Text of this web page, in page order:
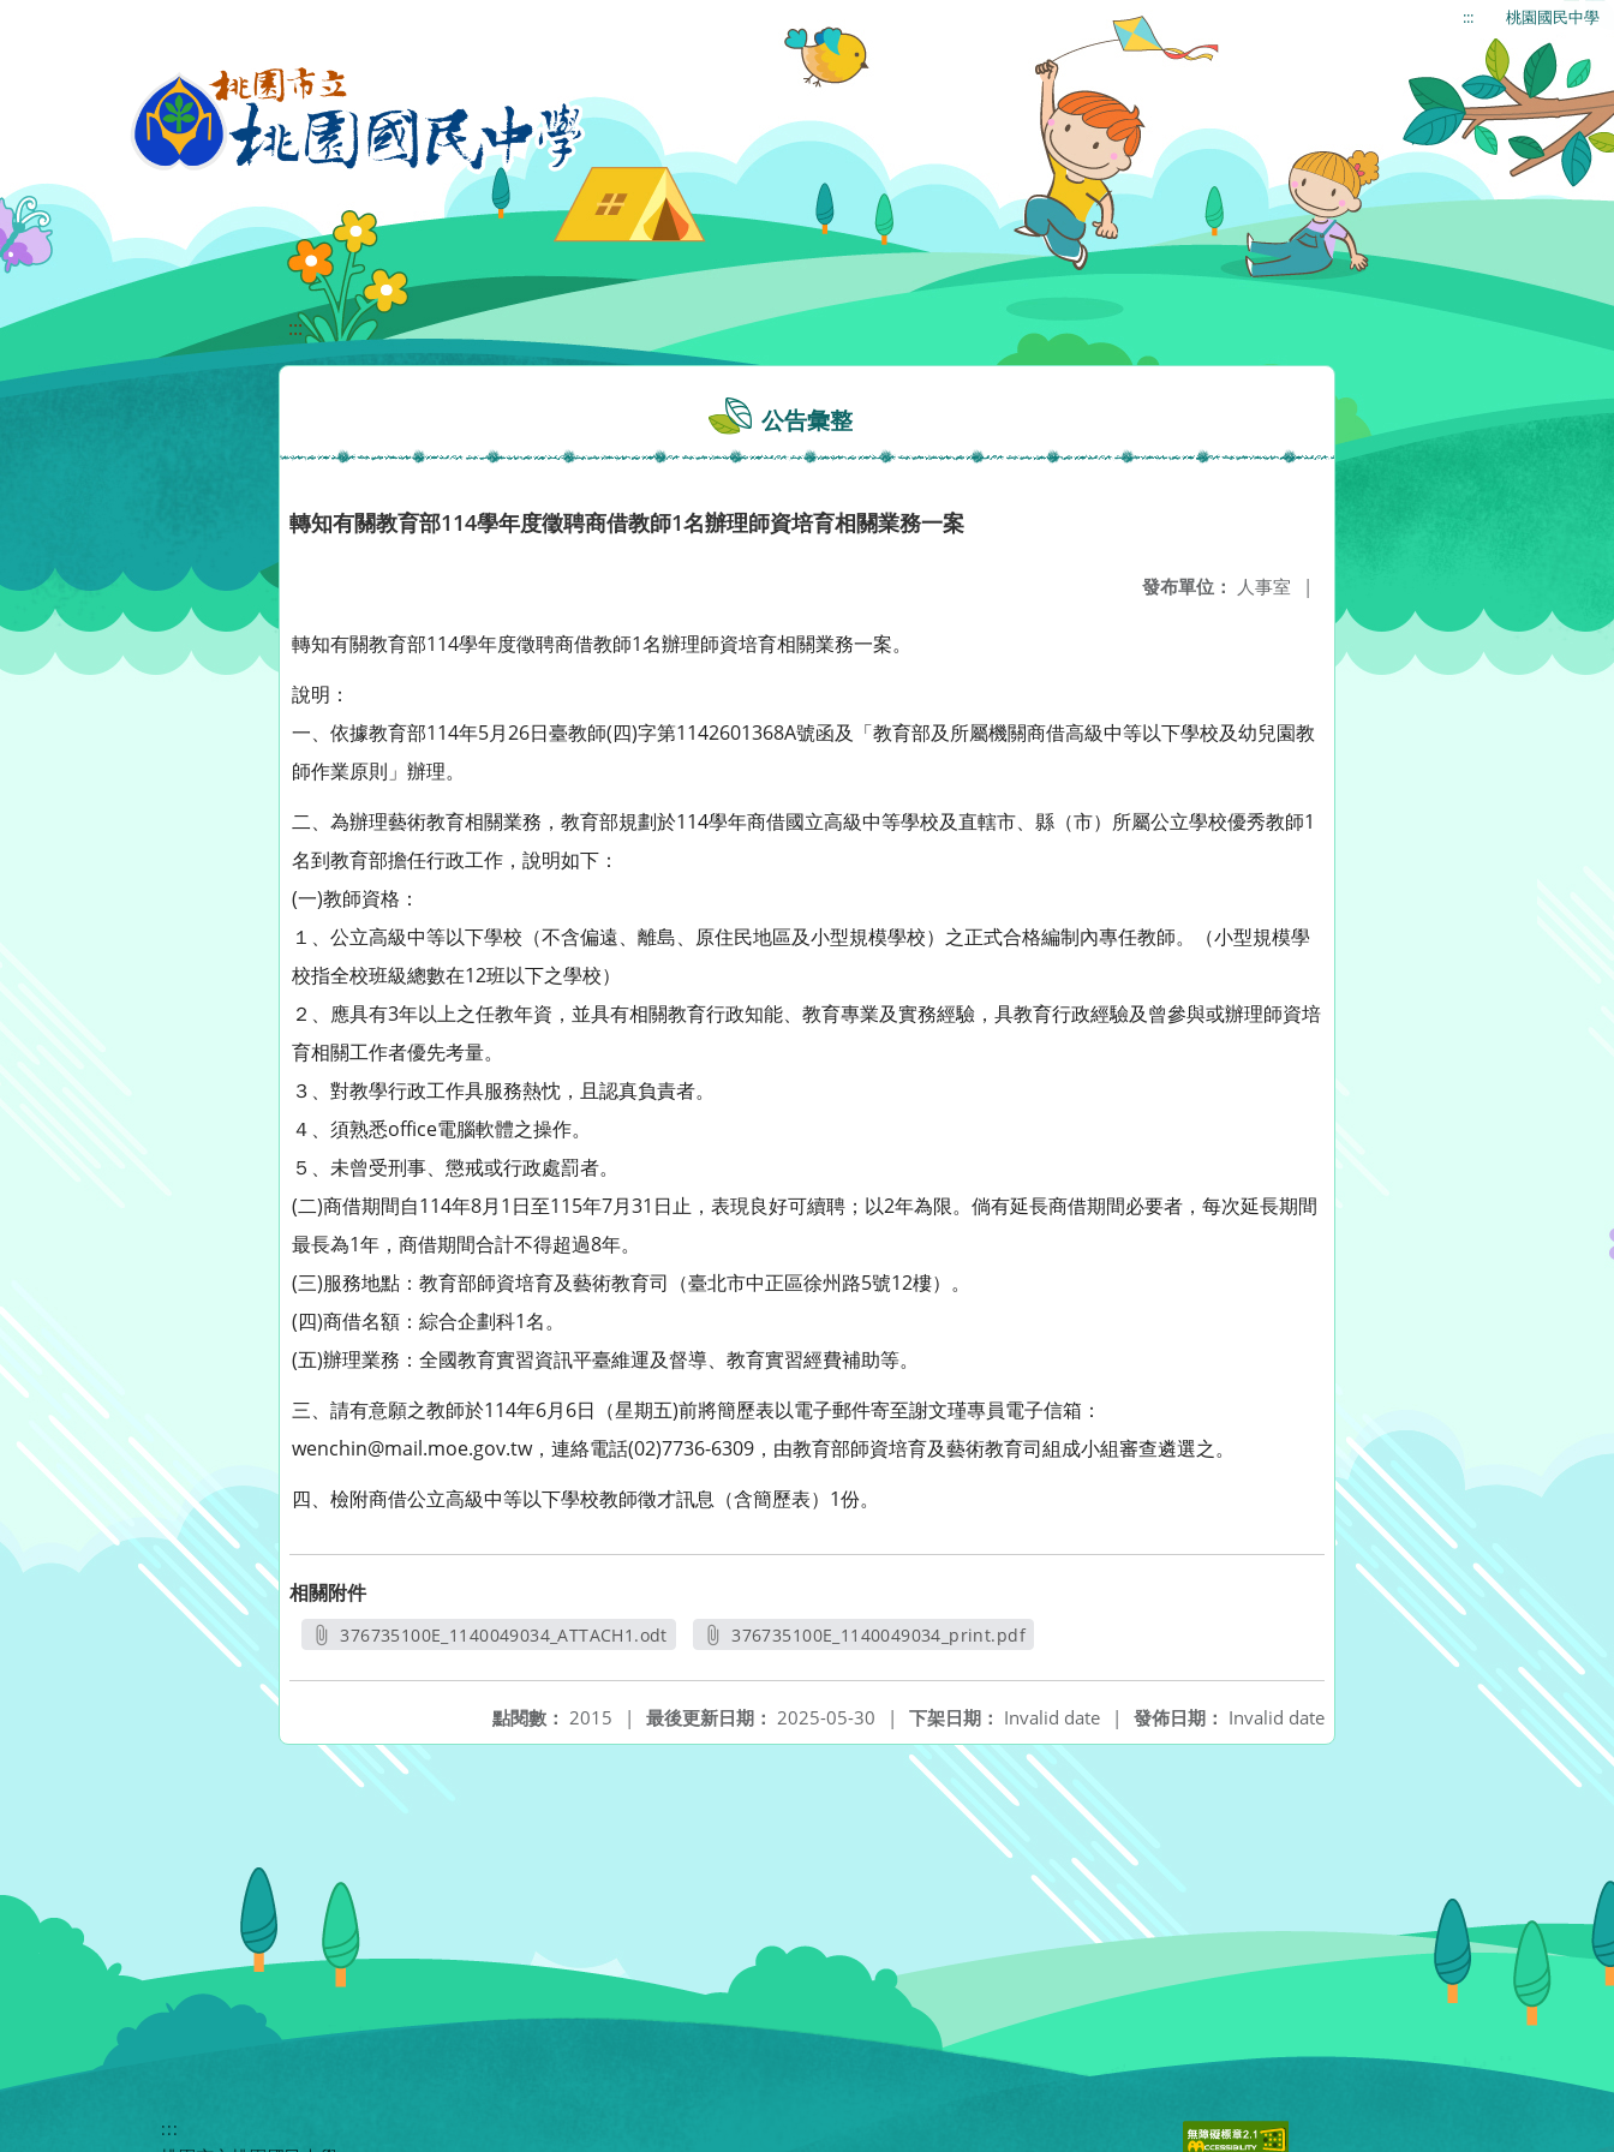
::: 桃園國民中學
:::
公告彙整
轉知有關教育部114學年度徵聘商借教師1名辦理師資培育相關業務一案
發布單位： 人事室 |
轉知有關教育部114學年度徵聘商借教師1名辦理師資培育相關業務一案。
說明：
一、依據教育部114年5月26日臺教師(四)字第1142601368A號函及「教育部及所屬機關商借高級中等以下學校及幼兒園教
師作業原則」辦理。
二、為辦理藝術教育相關業務，教育部規劃於114學年商借國立高級中等學校及直轄市、縣（市）所屬公立學校優秀教師1
名到教育部擔任行政工作，說明如下：
(一)教師資格：
１、公立高級中等以下學校（不含偏遠、離島、原住民地區及小型規模學校）之正式合格編制內專任教師。（小型規模學
校指全校班級總數在12班以下之學校）
２、應具有3年以上之任教年資，並具有相關教育行政知能、教育專業及實務經驗，具教育行政經驗及曾參與或辦理師資培
育相關工作者優先考量。
３、對教學行政工作具服務熱忱，且認真負責者。
４、須熟悉office電腦軟體之操作。
５、未曾受刑事、懲戒或行政處罰者。
(二)商借期間自114年8月1日至115年7月31日止，表現良好可續聘；以2年為限。倘有延長商借期間必要者，每次延長期間
最長為1年，商借期間合計不得超過8年。
(三)服務地點：教育部師資培育及藝術教育司（臺北市中正區徐州路5號12樓）。
(四)商借名額：綜合企劃科1名。
(五)辦理業務：全國教育實習資訊平臺維運及督導、教育實習經費補助等。
三、請有意願之教師於114年6月6日（星期五)前將簡歷表以電子郵件寄至謝文瑾專員電子信箱：
wenchin@mail.moe.gov.tw，連絡電話(02)7736-6309，由教育部師資培育及藝術教育司組成小組審查遴選之。
四、檢附商借公立高級中等以下學校教師徵才訊息（含簡歷表）1份。
相關附件
376735100E_1140049034_ATTACH1.odt
376735100E_1140049034_print.pdf
發佈日期： Invalid date
下架日期： Invalid date |
最後更新日期： 2025-05-30 |
點閱數： 2015 |
:::